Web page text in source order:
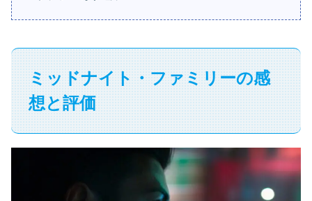
ミッドナイト・ファミリーの感
想と評価